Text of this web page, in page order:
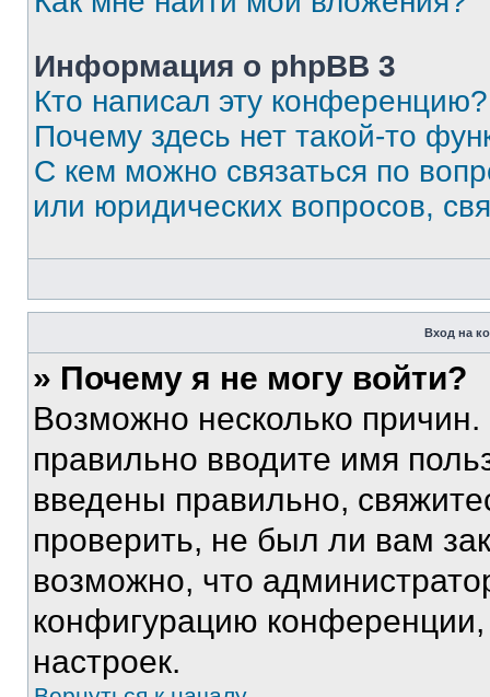
Информация о phpBB 3
Кто написал эту конференцию?
Почему здесь нет такой-то
С кем можно связаться по
или юридических вопросов,
Вход на
» Почему я не могу войти?
Возможно несколько
правильно вводите имя
введены правильно,
проверить, не был ли вам
возможно, что
конфигурацию
настроек.